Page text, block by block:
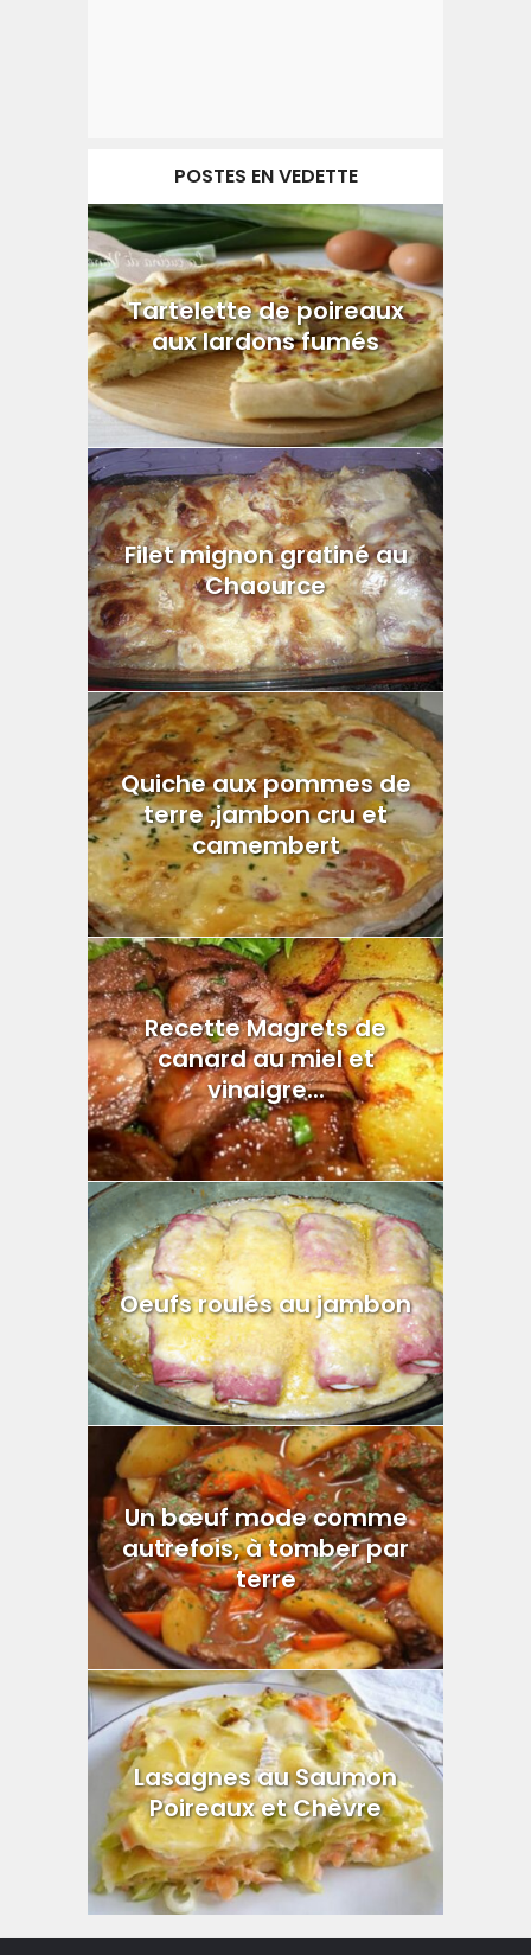
POSTES EN VEDETTE
Tartelette de poireaux
aux lardons fumés
Filet mignon gratiné au
Chaource
Quiche aux pommes de
terre ,jambon cru et
camembert
Recette Magrets de
canard au miel et
vinaigre...
Oeufs roulés au jambon
Un bœuf mode comme
autrefois, à tomber par
terre
Lasagnes au Saumon
Poireaux et Chèvre